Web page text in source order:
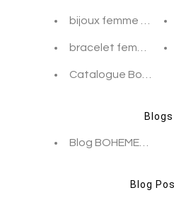
bijoux femme
bracelet femme
Catalogue
Blogs
Blog
Blog